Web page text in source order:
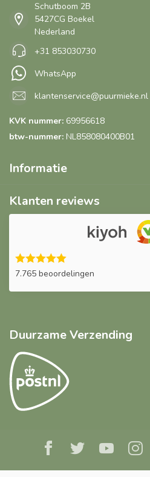
Schutboom 2B
5427CG Boekel
Nederland
+31 853030730
WhatsApp
klantenservice@puurmieke.nl
KVK nummer: 69956618
btw-nummer: NL858080400B01
Informatie
Klanten reviews
7.765 beoordelingen
Duurzame Verzending